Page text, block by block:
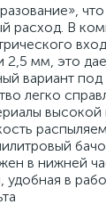
расход. В
2,5 мм, это
вариант
легко
высокой
в нижней
удобная в